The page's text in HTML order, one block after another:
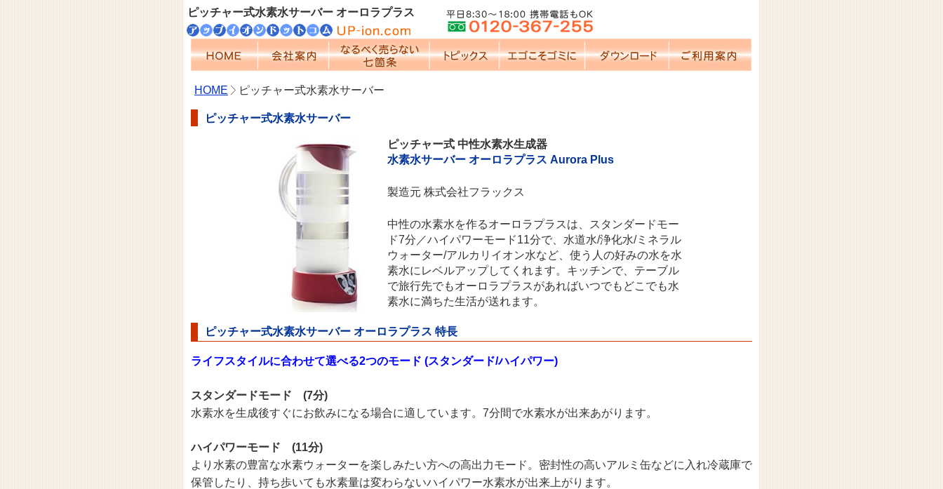
ピッチャー式水素水サーバー オーロラプラス
HOME ピッチャー式水素水サーバー
ピッチャー式水素水サーバー
ピッチャー式 中性水素水生成器
水素水サーバー オーロラプラス Aurora Plus
製造元 株式会社フラックス
中性の水素水を作るオーロラプラスは、スタンダードモー
ド7分／ハイパワーモード11分で、水道水/浄化水/ミネラル
ウォーター/アルカリイオン水など、使う人の好みの水を水
素水にレベルアップしてくれます。キッチンで、テーブル
で旅行先でもオーロラプラスがあればいつでもどこでも水
素水に満ちた生活が送れます。
ピッチャー式水素水サーバー オーロラプラス 特長
ライフスタイルに合わせて選べる2つのモード (スタンダード/ハイパワー)
スタンダードモード (7分)
水素水を生成後すぐにお飲みになる場合に適しています。7分間で水素水が出来あがります。
ハイパワーモード (11分)
より水素の豊富な水素ウォーターを楽しみたい方への高出力モード。密封性の高いアルミ缶などに入れ冷蔵庫で
保管したり、持ち歩いても水素量は変わらないハイパワー水素水が出来上がります。